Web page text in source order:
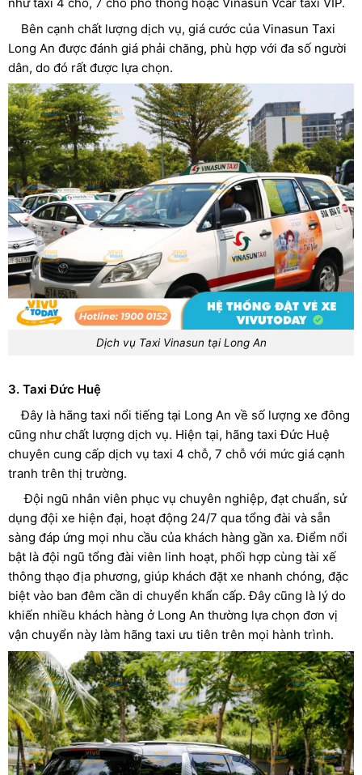
Bên cạnh chất lượng dịch vụ, giá cước của Vinasun Taxi
Long An được đánh giá phải chăng, phù hợp với đa số người
dân, do đó rất được lựa chọn.
Dịch vụ Taxi Vinasun tại Long An
3. Taxi Đức Huệ
Đây là hãng taxi nổi tiếng tại Long An về số lượng xe đông
cũng như chất lượng dịch vụ. Hiện tại, hãng taxi Đức Huệ
chuyên cung cấp dịch vụ taxi 4 chỗ, 7 chỗ với mức giá cạnh
tranh trên thị trường.
Đội ngũ nhân viên phục vụ chuyên nghiệp, đạt chuẩn, sử
dụng đội xe hiện đại, hoạt động 24/7 qua tổng đài và sẵn
sàng đáp ứng mọi nhu cầu của khách hàng gần xa. Điểm nổi
bật là đội ngũ tổng đài viên linh hoạt, phối hợp cùng tài xế
thông thạo địa phương, giúp khách đặt xe nhanh chóng, đặc
biệt vào ban đêm cần di chuyển khẩn cấp. Đây cũng là lý do
khiến nhiều khách hàng ở Long An thường lựa chọn đơn vị
vận chuyển này làm hãng taxi ưu tiên trên mọi hành trình.